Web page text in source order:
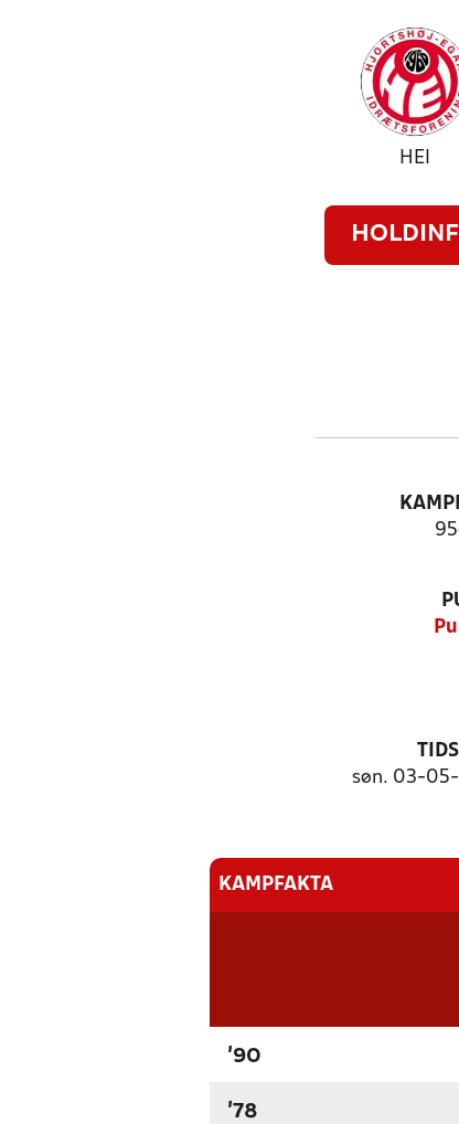
HEI
søn. 03-
KAMPFAKTA
'90
'78